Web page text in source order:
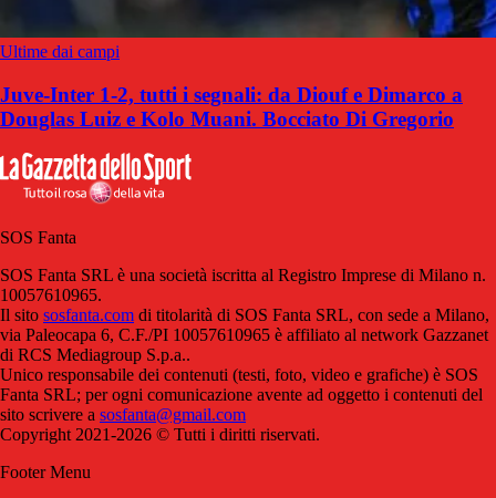
Ultime dai campi
Juve-Inter 1-2, tutti i segnali: da Diouf e Dimarco a
Douglas Luiz e Kolo Muani. Bocciato Di Gregorio
SOS Fanta
SOS Fanta SRL è una società iscritta al Registro Imprese di Milano n.
10057610965.
Il sito sosfanta.com di titolarità di SOS Fanta SRL, con sede a Milano,
via Paleocapa 6, C.F./PI 10057610965 è affiliato al network Gazzanet
di RCS Mediagroup S.p.a..
Unico responsabile dei contenuti (testi, foto, video e grafiche) è SOS
Fanta SRL; per ogni comunicazione avente ad oggetto i contenuti del
sito scrivere a sosfanta@gmail.com
Copyright 2021-2026 © Tutti i diritti riservati.
Footer Menu